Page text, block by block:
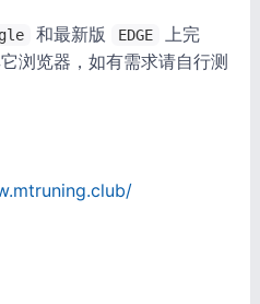
和最新版 EDGE
上完
浏览器，如有需求请自行测